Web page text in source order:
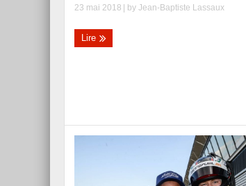
23 mai 2018 | by Jean-Baptiste Lassaux
Lire